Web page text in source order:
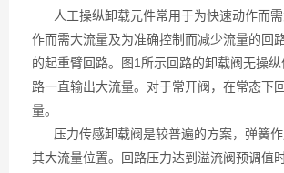
人工操纵卸载元件常用于为快速动作而需
作而需大流量及为准确控制而减少流量的回
的起重臂回路。图1所示回路的卸载阀无操
路一直输出大流量。对于常开阀，在常态下
量。
压力传感卸载阀是较普遍的方案，弹簧作
其大流量位置。回路压力达到溢流阀预调值